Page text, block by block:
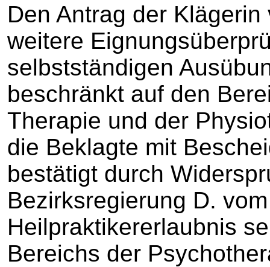
Den Antrag der
weitere
selbstständigen
beschränkt auf den
Therapie und der
die Beklagte mit
bestätigt durch
Bezirksregierung D.
Heilpraktikererlaubnis
Bereichs der